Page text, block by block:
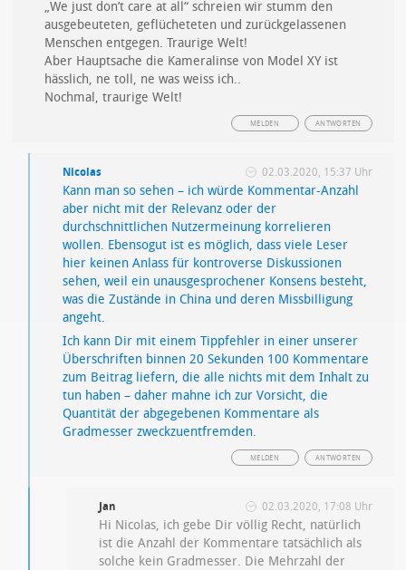
„We just don’t care at all“ schreien wir stumm den
ausgebeuteten, geflücheteten und zurückgelassenen
Menschen entgegen. Traurige Welt!
Aber Hauptsache die Kameralinse von Model XY ist
hässlich, ne toll, ne was weiss ich..
Nochmal, traurige Welt!
ANTWORTEN
MELDEN
Nicolas 02.03.2020, 15:37 Uhr
Kann man so sehen – ich würde Kommentar-Anzahl
aber nicht mit der Relevanz oder der
durchschnittlichen Nutzermeinung korrelieren
wollen. Ebensogut ist es möglich, dass viele Leser
hier keinen Anlass für kontroverse Diskussionen
sehen, weil ein unausgesprochener Konsens besteht,
was die Zustände in China und deren Missbilligung
angeht.
Ich kann Dir mit einem Tippfehler in einer unserer
Überschriften binnen 20 Sekunden 100 Kommentare
zum Beitrag liefern, die alle nichts mit dem Inhalt zu
tun haben – daher mahne ich zur Vorsicht, die
Quantität der abgegebenen Kommentare als
Gradmesser zweckzuentfremden.
ANTWORTEN
MELDEN
Jan 02.03.2020, 17:08 Uhr
Hi Nicolas, ich gebe Dir völlig Recht, natürlich
ist die Anzahl der Kommentare tatsächlich als
solche kein Gradmesser. Die Mehrzahl der